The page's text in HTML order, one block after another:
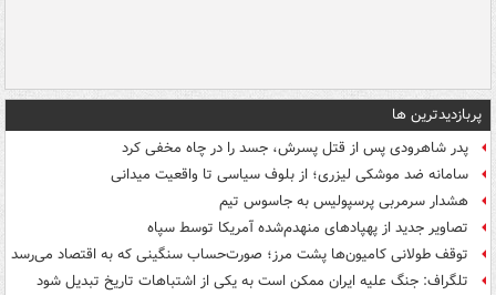
پربازدیدترین ها
پدر شاهرودی پس از قتل پسرش، جسد را در چاه مخفی کرد
سامانه ضد موشکی لیزری؛ از بلوف سیاسی تا واقعیت میدانی
هشدار سرمربی پرسپولیس به جاسوس تیم
تصاویر جدید از پهپادهای منهدم‌شده آمریکا توسط سپاه
توقف طولانی کامیون‌ها پشت مرز؛ صورت‌حساب سنگینی که به اقتصاد می‌رسد
تلگراف: جنگ علیه ایران ممکن است به یکی از اشتباهات تاریخ تبدیل شود